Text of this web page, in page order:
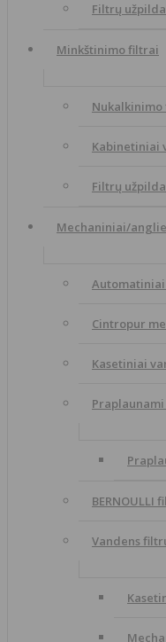
Filtrų
Minkštinimo filtrai
Nukalkinimo
Kabinetiniai
Filtrų
Mechaniniai/
Cintropur
Kasetiniai
BERNOULLI
Vandens